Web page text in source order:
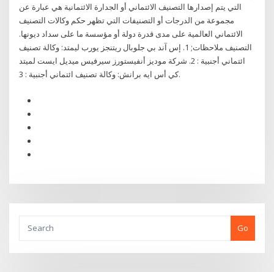
التي يتم إصدارها التصنيف الائتماني أو الجدارة الائتمانية هي عبارة عن
مجموعة من الدرجات أو التصنيفات التي تظهر حكم وكالات التصنيف
الائتماني العالمية على مدى قدرة دولة أو مؤسسة ما على سداد ديونها.
التصنيف ملاحظات; 1. إس آند بي جلوبال ريتنجز يورب ليمتد: وكالة تصنيف
ائتماني أجنبية : 2. شركة موديز أنفيستورز سيرفيس ميديل ايست لميتد
كي أس ايه برانش: وكالة تصنيف ائتماني أجنبية : 3.
Go